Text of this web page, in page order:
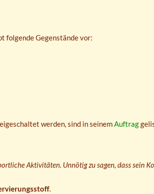
folgende Gegenstände vor:
werden, sind in seinemAuftrag
Aktivitäten. Unnötig zu sagen, dass sein
.